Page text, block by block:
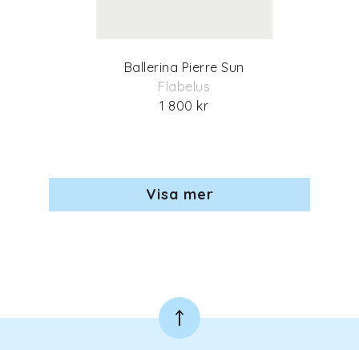
Ballerina Pierre Sun
Flabelus
1 800 kr
Visa mer